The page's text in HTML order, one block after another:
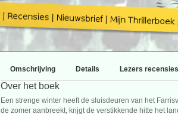
Omschrijving Details Lezers recensies
Over het boek
Een strenge winter heeft de sluisdeuren van het
de zomer aanbreekt, krijgt de verstikkende hitte het